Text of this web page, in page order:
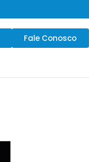
Fale Conosco